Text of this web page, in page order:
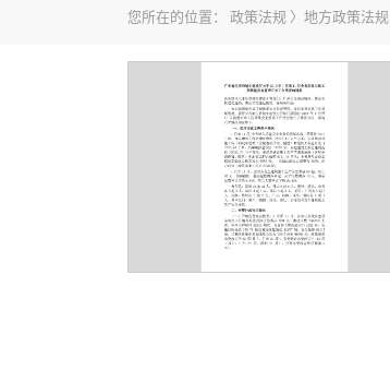
您所在的位置： 政策法规 〉 地方政策法规